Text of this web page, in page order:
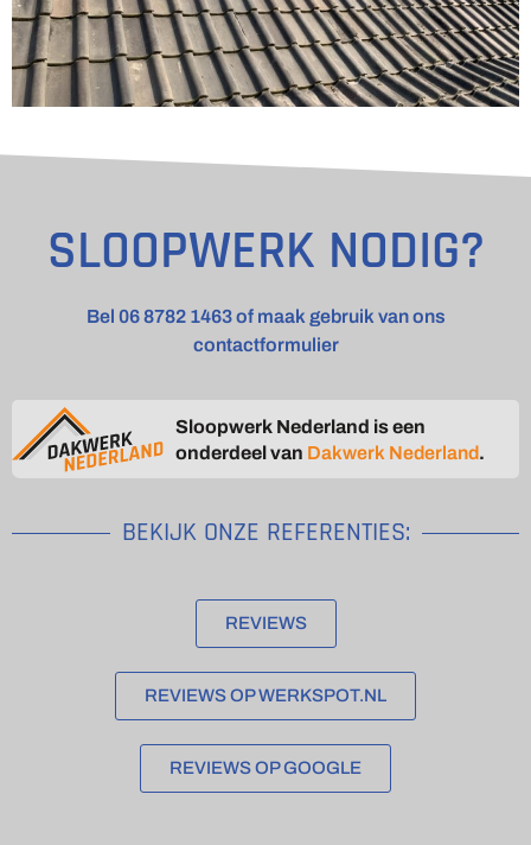
SLOOPWERK NODIG?
Bel 06 8782 1463 of maak gebruik van ons
contactformulier
Sloopwerk Nederland is een
onderdeel van Dakwerk Nederland.
BEKIJK ONZE REFERENTIES:
REVIEWS
REVIEWS OP WERKSPOT.NL
REVIEWS OP GOOGLE